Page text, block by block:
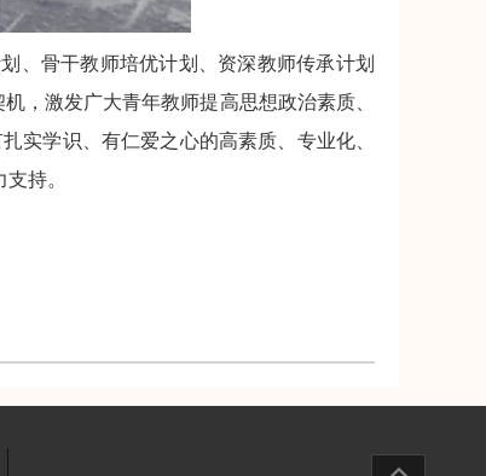
骨干教师培优计划、资深教师传承计划
，激发广大青年教师提高思想政治素质、
实学识、有仁爱之心的高素质、专业化、
持。